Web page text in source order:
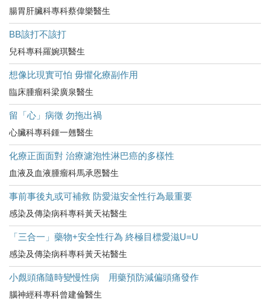
腸胃肝臟科專科蔡偉樂醫生
BB該打不該打
兒科專科羅婉琪醫生
想像比現實可怕 毋懼化療副作用
臨床腫瘤科梁廣泉醫生
留「心」病徵 勿拖出禍
心臟科專科鍾一翹醫生
化療正面面對 治療濾泡性淋巴癌的多樣性
血液及血液腫瘤科馬承恩醫生
事前事後丸或可補救 防愛滋安全性行為最重要
感染及傳染病科專科黃天祐醫生
「三合一」藥物+安全性行為 終極目標愛滋U=U
感染及傳染病科專科黃天祐醫生
小覤頭痛隨時變慢性病 用藥預防減偏頭痛發作
腦神經科專科曾建倫醫生